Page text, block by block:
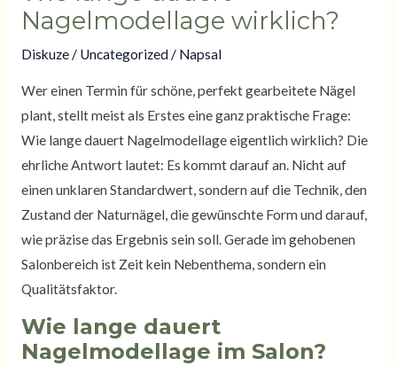
Nagelmodellage wirklich?
Diskuze/ Uncategorized/ Napsal
Wer einen Termin für schöne, perfekt gearbeitete Nägel
plant, stellt meist als Erstes eine ganz praktische Frage:
Wie lange dauert Nagelmodellage eigentlich wirklich? Die
ehrliche Antwort lautet: Es kommt darauf an. Nicht auf
einen unklaren Standardwert, sondern auf die Technik, den
Zustand der Naturnägel, die gewünschte Form und darauf,
wie präzise das Ergebnis sein soll. Gerade im gehobenen
Salonbereich ist Zeit kein Nebenthema, sondern ein
Qualitätsfaktor.
Wie lange dauert
Nagelmodellage im Salon?